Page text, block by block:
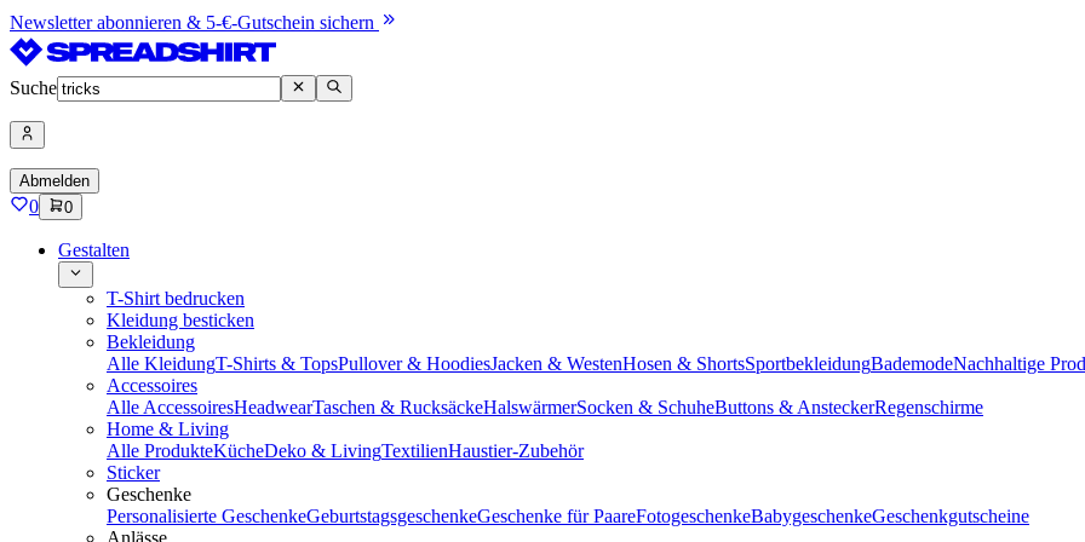
Newsletter abonnieren & 5-€-Gutschein sichern
Suche
Abmelden
0 0
Gestalten
T-Shirt bedrucken
Kleidung besticken
Bekleidung
Alle KleidungT-Shirts & TopsPullover & HoodiesJacken & WestenHosen & ShortsSportbekleidungBademodeNachhaltige
Accessoires
Alle AccessoiresHeadwearTaschen & RucksäckeHalswärmerSocken & SchuheButtons & AnsteckerRegenschirme
Home & Living
Alle ProdukteKücheDeko & LivingTextilienHaustier-Zubehör
Sticker
Geschenke
Personalisierte GeschenkeGeburtstagsgeschenkeGeschenke für PaareFotogeschenkeBabygeschenkeGeschenkgutscheine